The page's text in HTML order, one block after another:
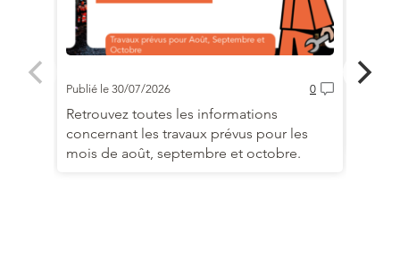
0
Publié le 30/07/2026
Retrouvez toutes les informations
concernant les travaux prévus pour les
mois de août, septembre et octobre.